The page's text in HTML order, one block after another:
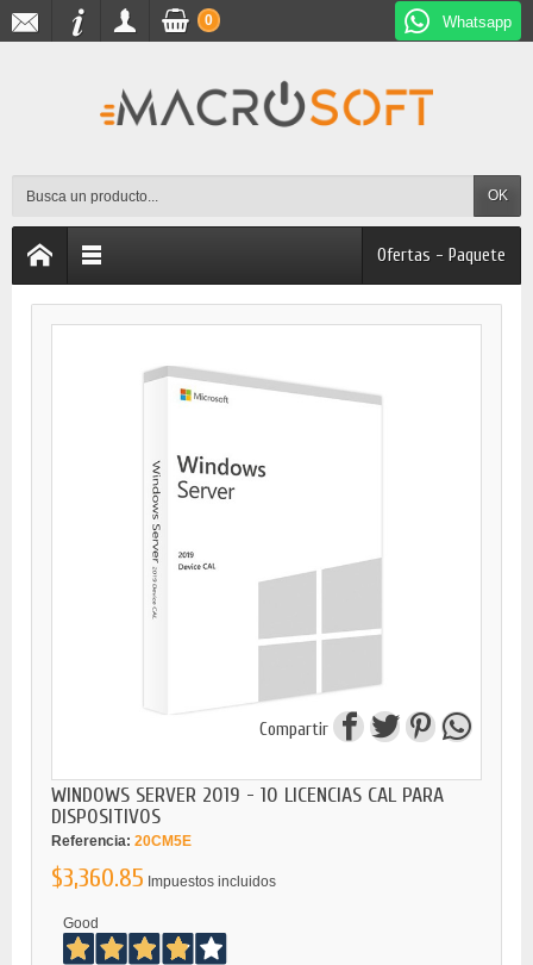
Whatsapp
OK
0
Ofertas - Paquete
Compartir
WINDOWS SERVER 2019 - 10 LICENCIAS CAL PARA
DISPOSITIVOS
Referencia: 20CM5E
$3,360.85 Impuestos incluidos
Good